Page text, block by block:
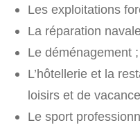
Les exploitations
La réparation
Le déménagement ;
L’hôtellerie et la
loisirs et de
Le sport